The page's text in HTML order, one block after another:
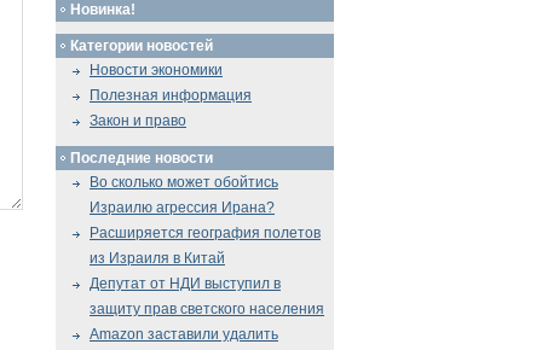
Новинка!
Категории новостей
Новости экономики
Полезная информация
Закон и право
Последние новости
Во сколько может обойтись
Израилю агрессия Ирана?
Расширяется география полетов
из Израиля в Китай
Депутат от НДИ выступил в
защиту прав светского населения
Amazon заставили удалить